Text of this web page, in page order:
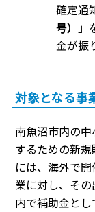
確定通
号）」
金が振
対象となる事
南魚沼市内の
するための新
には、海外で
業に対し、そ
内で補助金とし